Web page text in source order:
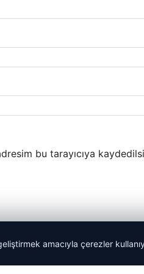
bu tarayıcıya
amacıyla çerezler